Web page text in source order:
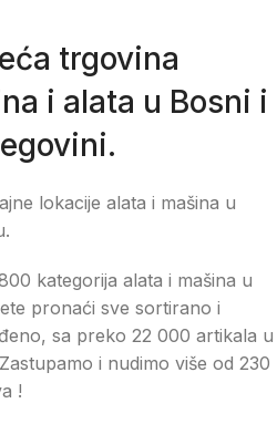
trgovina
i alata u Bosni i
lokacije alata i mašina u
kategorija alata i mašina u
pronaći sve sortirano i
sa preko 22 000 artikala u
i nudimo više od 230
!